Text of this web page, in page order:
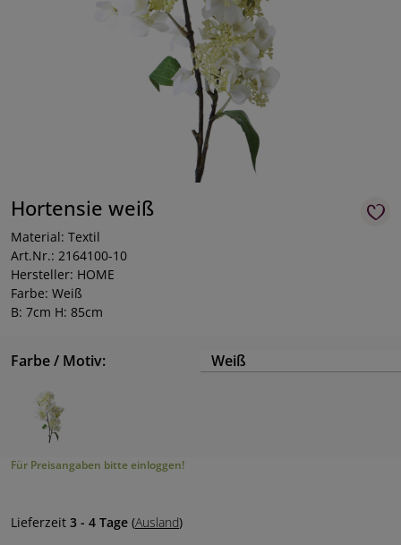
Hortensie weiß
Material: Textil
Art.Nr.: 2164100-10
Hersteller: HOME
Farbe: Weiß
B: 7cm H: 85cm
Farbe / Motiv: Weiß
Für Preisangaben bitte einloggen!
Lieferzeit 3 - 4 Tage (Ausland)